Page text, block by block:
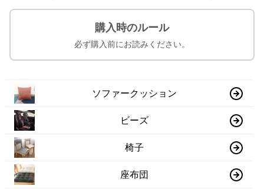
購入時のルール
必ず購入前にお読みください。
ソファークッション
ビーズ
椅子
座布団